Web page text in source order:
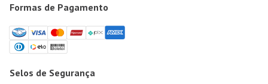
Formas de Pagamento
Selos de Segurança